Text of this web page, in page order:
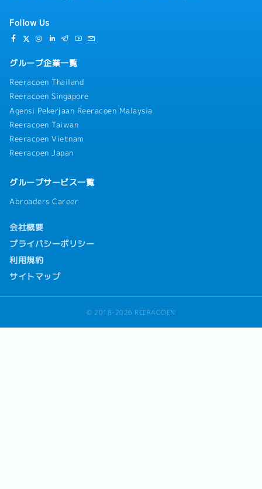
Follow Us
グループ企業一覧
Reeracoen Thailand
Reeracoen Singapore
Agensi Pekerjaan Reeracoen Malaysia
Reeracoen Taiwan
Reeracoen Vietnam
Reeracoen Japan
グループサービス一覧
Abroaders Career
会社概要
プライバシーポリシー
利用規約
サイトマップ
© 2018-2026 REERACOEN